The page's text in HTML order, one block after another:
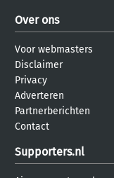
Over ons
Voor webmasters
Disclaimer
Privacy
Adverteren
Partnerberichten
Contact
Supporters.nl